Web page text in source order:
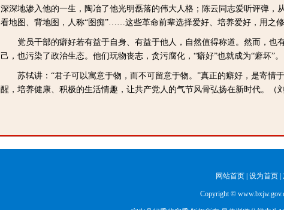
深深地渗入他的一生，陶冶了他光明磊落的伟大人格；陈云同志爱听评弹
看地图、背地图，人称“图痴”……这些革命前辈选择爱好、培养爱好，用之
党员干部的癖好若有益于自身、有益于他人，自然值得称道。然而，也
己，也污染了政治生态。他们玩物丧志，贪污腐化，“癖好”也就成为“癖坏”。
苏轼讲：“君子可以寓意于物，而不可留意于物。”真正的癖好，是寄情
醒，培养健康、积极的生活情趣，让共产党人的气节风骨弘扬在新时代。（刘
网站首页 设为首页
Copyright ©